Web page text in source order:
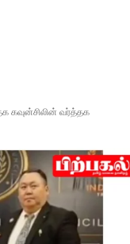
கவுன்சிலின் வர்த்தக